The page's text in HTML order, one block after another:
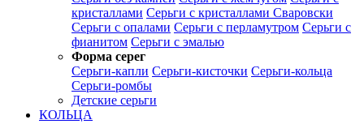
кристаллами Серьги с кристаллами Сваровски
Серьги с опалами Серьги с перламутром Серьги с
фианитом Серьги с эмалью
Форма серег
Серьги-капли Серьги-кисточки Серьги-кольца
Серьги-ромбы
Детские серьги
КОЛЬЦА